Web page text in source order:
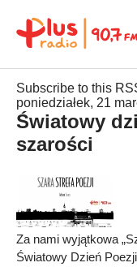
Subscribe to this
poniedziałek, 21
Światowy
szarości
Za nami wyjątkowa
Światowy Dzień